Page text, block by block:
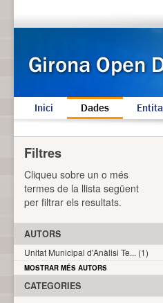
Inici Dades
Filtres
Cliqueu sobre un o més
termes de la llista següent
per filtrar els resultats.
AUTORS
Unitat Municipal d'Anàlisi Te... (1)
MOSTRAR MÉS AUTORS
CATEGORIES